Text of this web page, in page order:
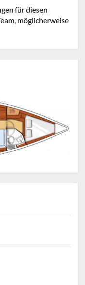
für diesen
möglicherweise